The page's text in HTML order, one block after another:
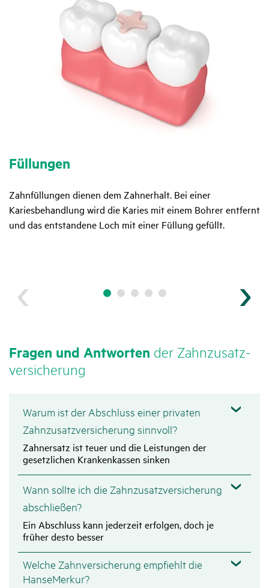
Füllungen
Zahnfüllungen dienen dem Zahnerhalt. Bei einer
Kariesbehandlung wird die Karies mit einem Bohrer entfernt
und das entstandene Loch mit einer Füllung gefüllt.
Fragen und Antworten der Zahn­zu­satz­
ver­si­che­rung
Warum ist der Abschluss einer privaten
Zahn­zu­satz­ver­si­che­rung sinn­voll?
Zahnersatz ist teuer und die Leistungen der
gesetzlichen Krankenkassen sinken
Wann sollte ich die Zahn­zu­satz­ver­si­che­rung
abschließen?
Ein Abschluss kann jederzeit erfolgen, doch je
früher desto besser
Welche Zahnversicherung empfiehlt die
HanseMerkur?